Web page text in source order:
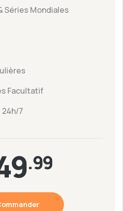
Séries Mondiales
Facultatif
7
.99